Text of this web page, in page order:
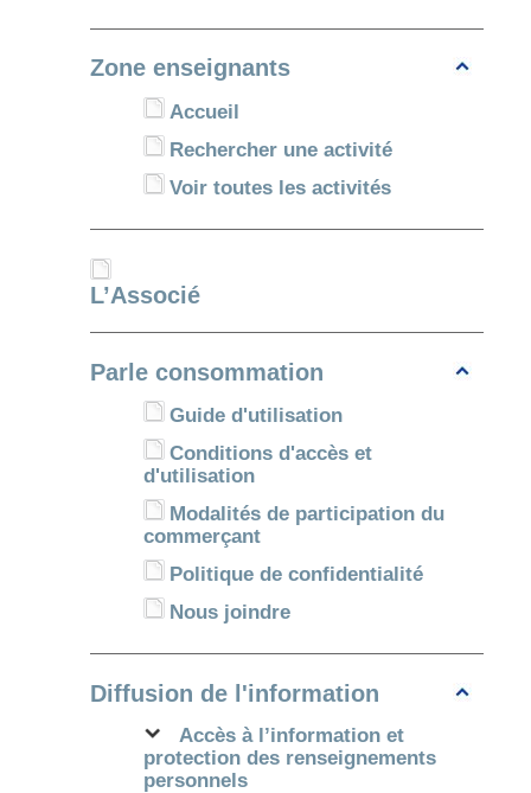
Zone enseignants
Accueil
Rechercher une activité
Voir toutes les activités
L’Associé
Parle consommation
Guide d'utilisation
Conditions d'accès et
d'utilisation
Modalités de participation du
commerçant
Politique de confidentialité
Nous joindre
Diffusion de l'information
Accès à l’information et
protection des renseignements
personnels